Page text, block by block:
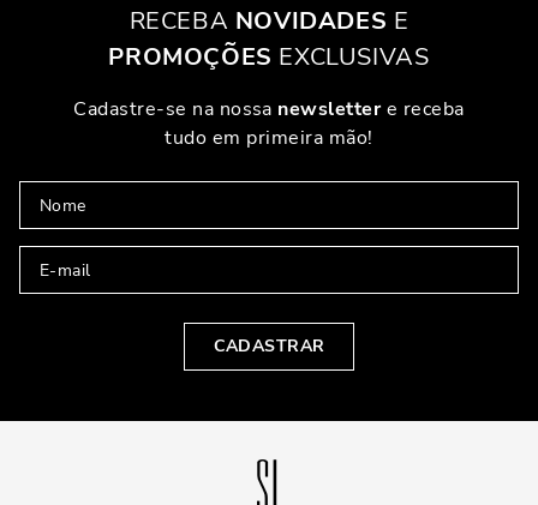
RECEBA NOVIDADES E
PROMOÇÕES EXCLUSIVAS
Cadastre-se na nossa newslettere receba
tudo em primeira mão!
CADASTRAR